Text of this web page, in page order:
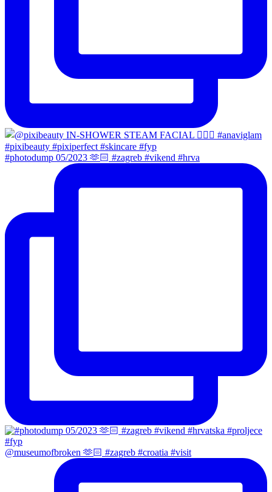
#photodump 05/2023 🫶🏻 #zagreb #vikend #hrva
@museumofbroken 🫶🏻 #zagreb #croatia #visit